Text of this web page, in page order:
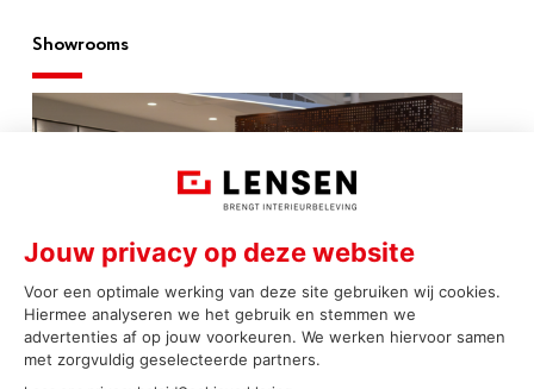
Showrooms
Inspiratiecentrum Zaltbommel